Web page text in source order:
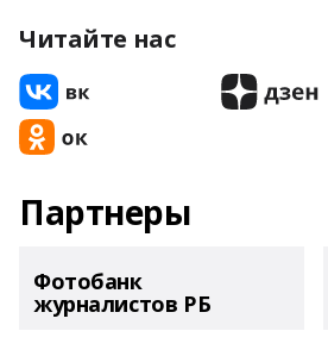
Читайте нас
Партнеры
Фотобанк
журналистов РБ